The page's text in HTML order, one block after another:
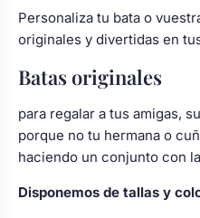
Personaliza tu bata o
originales y divertidas en
Batas originales
para regalar a tus amigas,
porque no tu hermana o
haciendo un conjunto con
Disponemos de tallas y